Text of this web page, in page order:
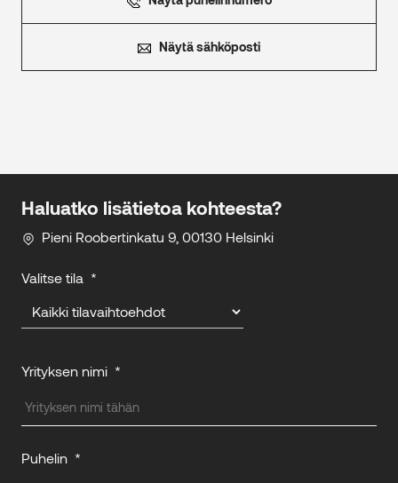
Näytä sähköposti
Haluatko lisätietoa kohteesta?
Pieni Roobertinkatu 9, 00130 Helsinki
Valitse tila *
Yrityksen nimi *
Puhelin *